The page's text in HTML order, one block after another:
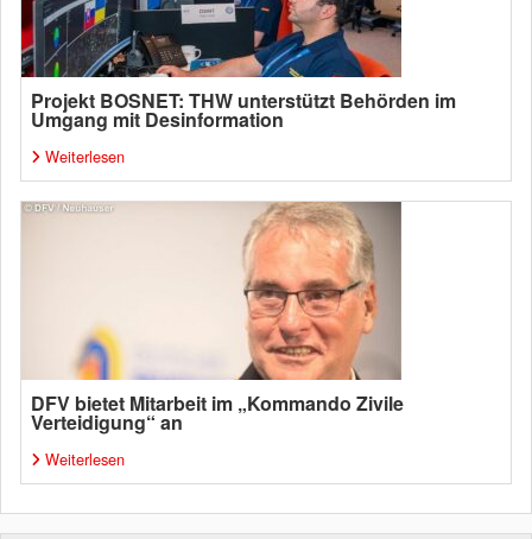
Projekt BOSNET: THW unterstützt Behörden im
Umgang mit Desinformation
Weiterlesen
DFV bietet Mitarbeit im „Kommando Zivile
Verteidigung“ an
Weiterlesen